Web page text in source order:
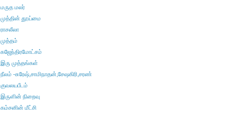
மருத மலர்
முத்தின் தூய்மை
ராசலீலா
முத்தம்
கஜேந்திரமோட்சம்
இரு முத்தங்கள்
நீலம் -சுரேஷ்,சாமிநாதன்,சேஷகிரி,சரண்
குவலயபீடம்
இருளின் நிறைவு
கம்சனின் மீட்சி